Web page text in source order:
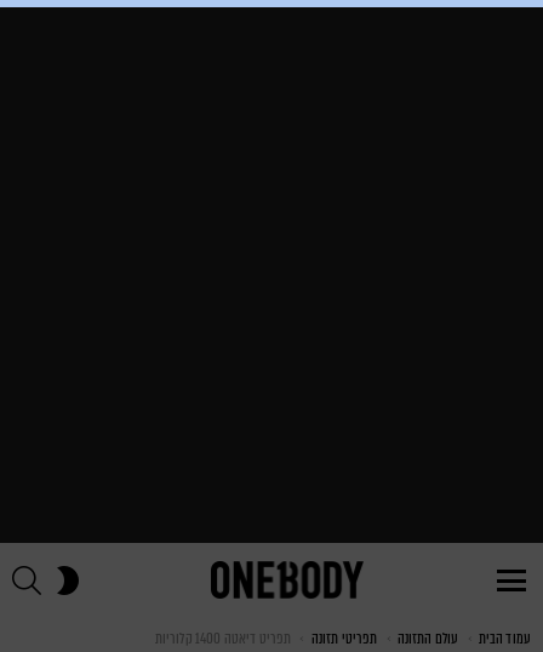
SKIN
You are here:
עמוד הבית עולם התזונה תפריטי תזונה תפריט דיאטה 1400 קלוריות